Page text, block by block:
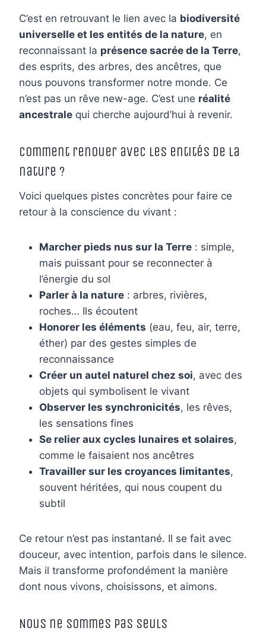
C’est en retrouvant le lien avec la biodiversité
universelle et les entités de la nature, en
reconnaissant la présence sacrée de la Terre,
des esprits, des arbres, des ancêtres, que
nous pouvons transformer notre monde. Ce
n’est pas un rêve new-age. C’est une réalité
ancestrale qui cherche aujourd’hui à revenir.
Comment renouer avec les entités de la
nature ?
Voici quelques pistes concrètes pour faire ce
retour à la conscience du vivant :
Marcher pieds nus sur la Terre : simple,
mais puissant pour se reconnecter à
l’énergie du sol
Parler à la nature : arbres, rivières,
roches… Ils écoutent
Honorer les éléments (eau, feu, air, terre,
éther) par des gestes simples de
reconnaissance
Créer un autel naturel chez soi, avec des
objets qui symbolisent le vivant
Observer les synchronicités, les rêves,
les sensations fines
Se relier aux cycles lunaires et solaires,
comme le faisaient nos ancêtres
Travailler sur les croyances limitantes,
souvent héritées, qui nous coupent du
subtil
Ce retour n’est pas instantané. Il se fait avec
douceur, avec intention, parfois dans le silence.
Mais il transforme profondément la manière
dont nous vivons, choisissons, et aimons.
Nous ne sommes pas seuls